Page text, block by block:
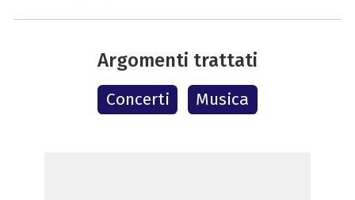
Argomenti trattati
Concerti Musica